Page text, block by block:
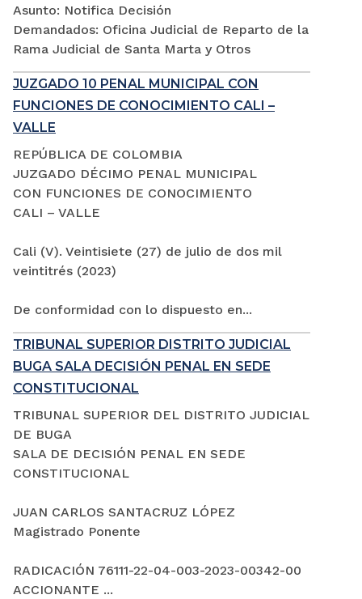
Asunto: Notifica Decisión
Demandados: Oficina Judicial de Reparto de la
Rama Judicial de Santa Marta y Otros
JUZGADO 10 PENAL MUNICIPAL CON
FUNCIONES DE CONOCIMIENTO CALI –
VALLE
REPÚBLICA DE COLOMBIA
JUZGADO DÉCIMO PENAL MUNICIPAL
CON FUNCIONES DE CONOCIMIENTO
CALI – VALLE
Cali (V). Veintisiete (27) de julio de dos mil
veintitrés (2023)
De conformidad con lo dispuesto en...
TRIBUNAL SUPERIOR DISTRITO JUDICIAL
BUGA SALA DECISIÓN PENAL EN SEDE
CONSTITUCIONAL
TRIBUNAL SUPERIOR DEL DISTRITO JUDICIAL
DE BUGA
SALA DE DECISIÓN PENAL EN SEDE
CONSTITUCIONAL
JUAN CARLOS SANTACRUZ LÓPEZ
Magistrado Ponente
RADICACIÓN 76111-22-04-003-2023-00342-00
ACCIONANTE ...